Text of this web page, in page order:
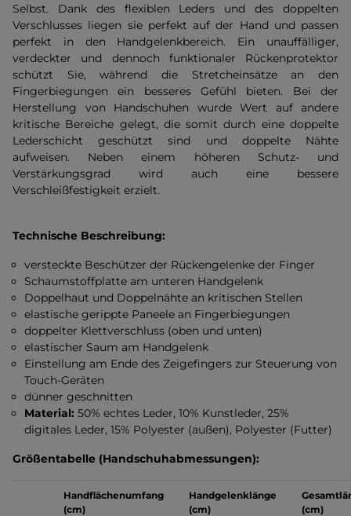
Selbst. Dank des flexiblen Leders und des doppelten
Verschlusses liegen sie perfekt auf der Hand und passen
perfekt in den Handgelenkbereich. Ein unauffälliger,
verdeckter und dennoch funktionaler Rückenprotektor
schützt Sie, während die Stretcheinsätze an den
Fingerbiegungen ein besseres Gefühl bieten. Bei der
Herstellung von Handschuhen wurde Wert auf andere
kritische Bereiche gelegt, die somit durch eine doppelte
Lederschicht geschützt sind und doppelte Nähte
aufweisen. Neben einem höheren Schutz- und
Verstärkungsgrad wird auch eine bessere
Verschleißfestigkeit erzielt.
Technische Beschreibung:
versteckte Beschützer der Rückengelenke der Finger
Schaumstoffplatte am unteren Handgelenk
Doppelhaut und Doppelnähte an kritischen Stellen
elastische gerippte Paneele an Fingerbiegungen
doppelter Klettverschluss (oben und unten)
elastischer Saum am Handgelenk
Einstellung am Ende des Zeigefingers zur Steuerung von
Touch-Geräten
dünner geschnitten
Material: 50% echtes Leder, 10% Kunstleder, 25%
digitales Leder, 15% Polyester (außen), Polyester (Futter)
Größentabelle (Handschuhabmessungen):
Handflächenumfang
(cm)
Handgelenklänge
(cm)
(cm)